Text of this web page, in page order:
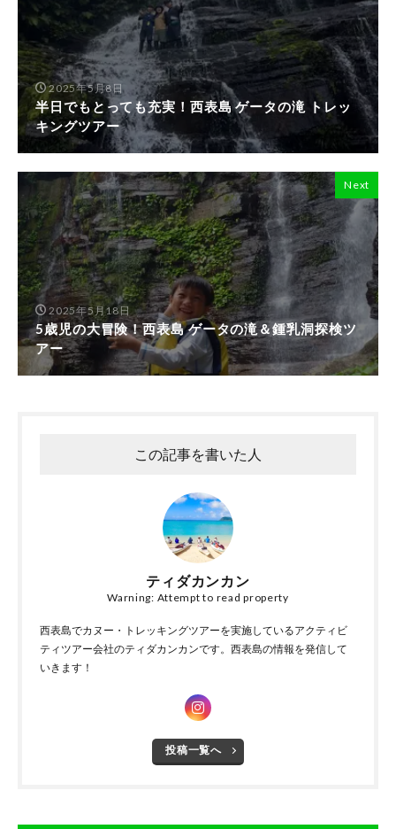
2025年5月8日
半日でもとっても充実！西表島 ゲータの滝 トレッ
キングツアー
Next
2025年5月18日
5歳児の大冒険！西表島 ゲータの滝＆鍾乳洞探検ツ
アー
この記事を書いた人
ティダカンカン
Warning: Attempt to read property
西表島でカヌー・トレッキングツアーを実施しているアクティビ
ティツアー会社のティダカンカンです。西表島の情報を発信して
いきます！
投稿一覧へ